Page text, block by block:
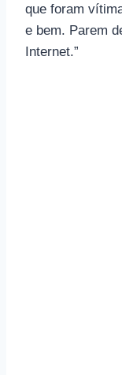
que foram
e bem. Parem
Internet.”